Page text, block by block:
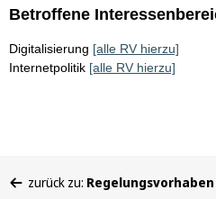
Betroffene
Digitalisierung [alle RV hierzu]
Internetpolitik [alle RV hierzu]
befinden
zurück zu: Regelungsvorhaben